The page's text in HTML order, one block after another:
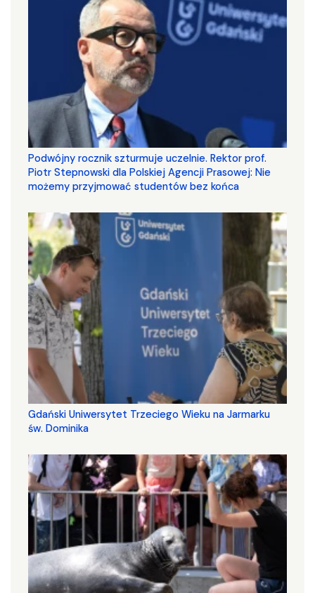
Podwójny rocznik szturmuje uczelnie. Rektor prof.
Piotr Stepnowski dla Polskiej Agencji Prasowej: Nie
możemy przyjmować studentów bez końca
Gdański Uniwersytet Trzeciego Wieku na Jarmarku
św. Dominika